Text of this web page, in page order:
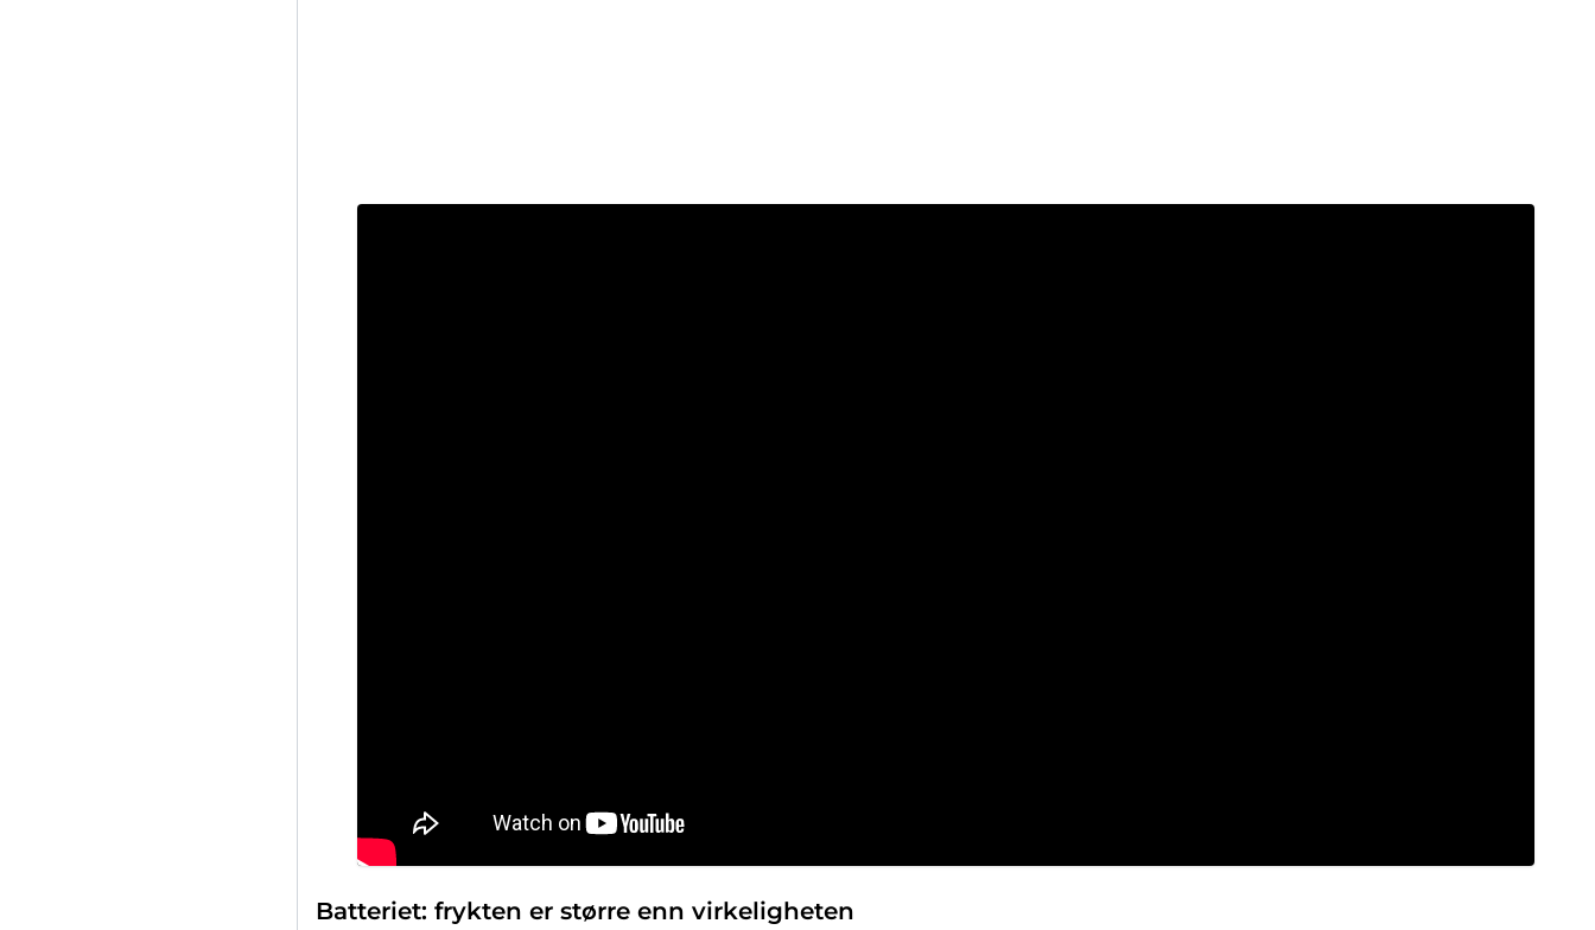
Batteriet: frykten er større enn virkeligheten